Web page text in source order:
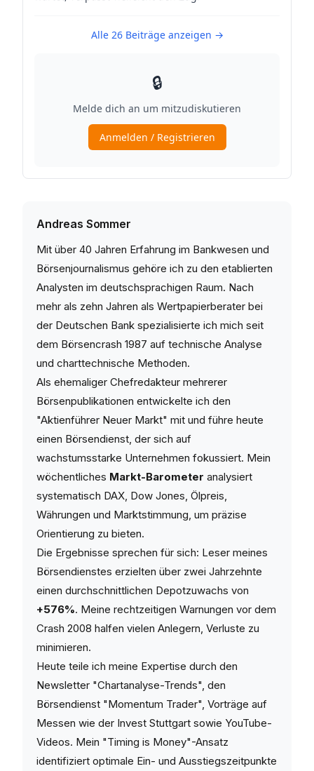
Andreas Sommer
Mit über 40 Jahren Erfahrung im Bankwesen und
Börsenjournalismus gehöre ich zu den etablierten
Analysten im deutschsprachigen Raum. Nach
mehr als zehn Jahren als Wertpapierberater bei
der Deutschen Bank spezialisierte ich mich seit
dem Börsencrash 1987 auf technische Analyse
und charttechnische Methoden.
Als ehemaliger Chefredakteur mehrerer
Börsenpublikationen entwickelte ich den
"Aktienführer Neuer Markt" mit und führe heute
einen Börsendienst, der sich auf
wachstumsstarke Unternehmen fokussiert. Mein
wöchentliches Markt-Barometer analysiert
systematisch DAX, Dow Jones, Ölpreis,
Währungen und Marktstimmung, um präzise
Orientierung zu bieten.
Die Ergebnisse sprechen für sich: Leser meines
Börsendienstes erzielten über zwei Jahrzehnte
einen durchschnittlichen Depotzuwachs von
+576%. Meine rechtzeitigen Warnungen vor dem
Crash 2008 halfen vielen Anlegern, Verluste zu
minimieren.
Heute teile ich meine Expertise durch den
Newsletter "Chartanalyse-Trends", den
Börsendienst "Momentum Trader", Vorträge auf
Messen wie der Invest Stuttgart sowie YouTube-
Videos. Mein "Timing is Money"-Ansatz
identifiziert optimale Ein- und Ausstiegszeitpunkte